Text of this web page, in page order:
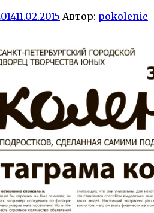
11.02.2015 Автор: pokolenie